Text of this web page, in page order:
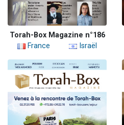
Torah-Box Magazine n°186
France
Israël